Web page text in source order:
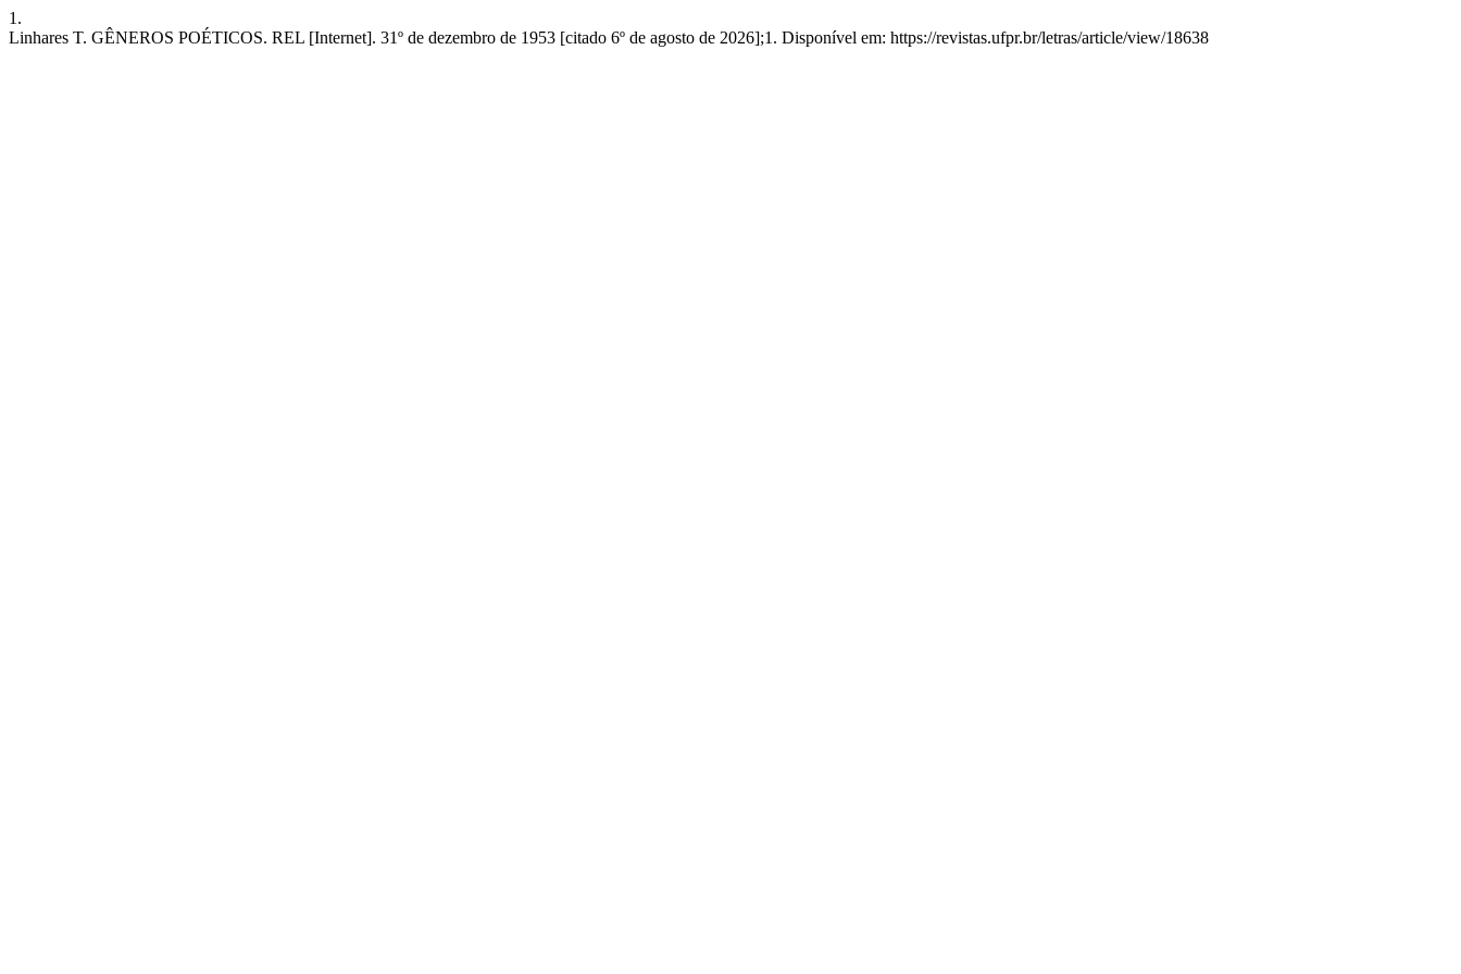
1.
Linhares T. GÊNEROS POÉTICOS. REL [Internet]. 31º de dezembro de 1953 [citado 6º de agosto de 2026];1. Disponível em: https://revistas.ufpr.br/letras/article/view/18638